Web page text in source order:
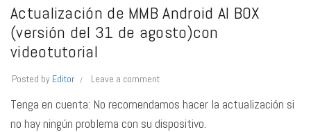
Actualización de MMB Android AI BOX
(versión del 31 de agosto)con
videotutorial
Posted by Editor Leave a comment
Tenga en cuenta: No recomendamos hacer la actualización si
no hay ningún problema con su dispositivo.